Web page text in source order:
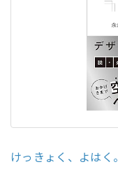
けっきょく、よはく。